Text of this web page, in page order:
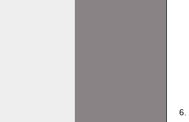
6.